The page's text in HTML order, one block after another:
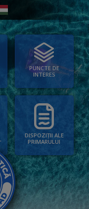
PUNCTE DE
INTERES
DISPOZIȚII ALE
PRIMARULUI